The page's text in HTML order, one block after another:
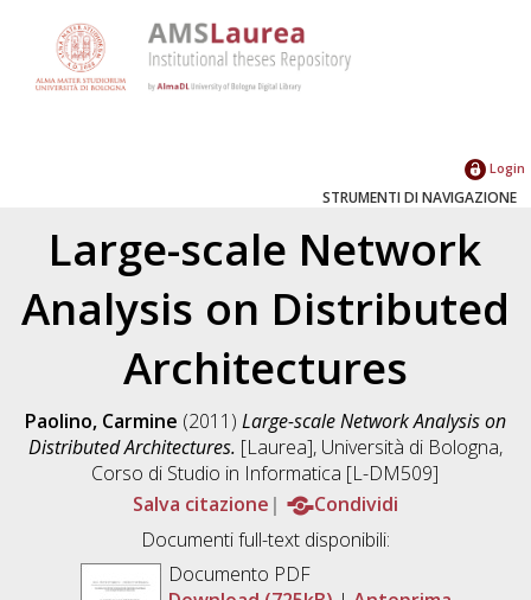
Login
STRUMENTI DI NAVIGAZIONE
Large-scale Network
Analysis on Distributed
Architectures
Paolino, Carmine (2011) Large-scale Network Analysis on
Distributed Architectures. [Laurea], Università di Bologna,
Corso di Studio in Informatica [L-DM509]
Salva citazione
Condividi
Documenti full-text disponibili:
Documento PDF